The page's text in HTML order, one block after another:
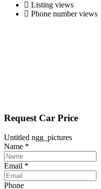
Listing views
Phone number views
Request Car Price
Untitled ngg_pictures
Name *
Email *
Phone